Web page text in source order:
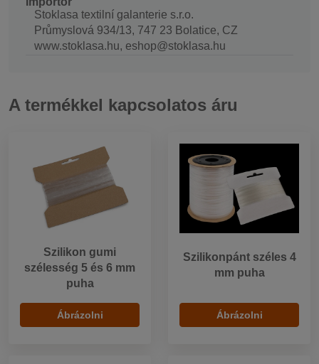
Stoklasa textilní galanterie s.r.o.
Průmyslová 934/13, 747 23 Bolatice, CZ
www.stoklasa.hu, eshop@stoklasa.hu
A termékkel kapcsolatos áru
Szilikon gumi
szélesség 5 és 6 mm
puha
Ábrázolni
Szilikonpánt széles 4
mm puha
Ábrázolni